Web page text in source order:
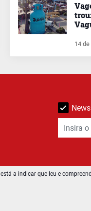
14
a indicar que leu e